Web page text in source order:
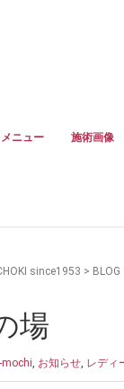
メニュー 施術画像
since1953 > BLOG
場
, お知らせ, レディ